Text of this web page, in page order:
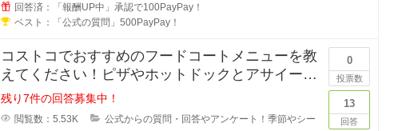
回答済：「報酬UP中」承認で100PayPay！
ベスト：「公式の質問」500PayPay！
コストコでおすすめのフードコートメニューを教
えてください！ピザやホットドックとアサイーボ
ウルなど様々なメニューがあります
残り7件の回答募集中！
閲覧数：5.53K
公式からの質問・回答やアンケート！季節やシー
0
投票数
13
回答